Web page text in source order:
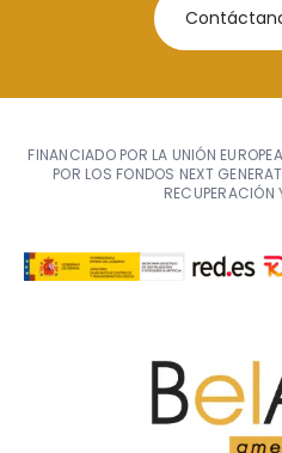
FINANCIADO POR LA UNIÓN
POR LOS FONDOS NEXT
RECUPERACIÓN